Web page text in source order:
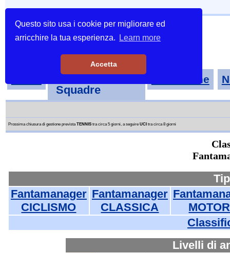
Questo sito usa i cookie per migliorare ed
arricchire la tua esperienza.
Learn more
Accetta
Tornei-
Squadre
Classifiche
Prossima chiusura di gestione previstaTENNIStra circa 5 giorni, a seguire UCI tra circa 8 giorni
Fantamanager
CICLISMO
Fantamanager
CLASSICA
Livelli di